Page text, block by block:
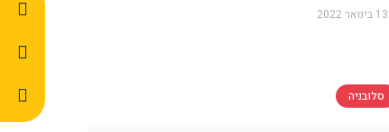
13 בינואר 2022
סלובניה